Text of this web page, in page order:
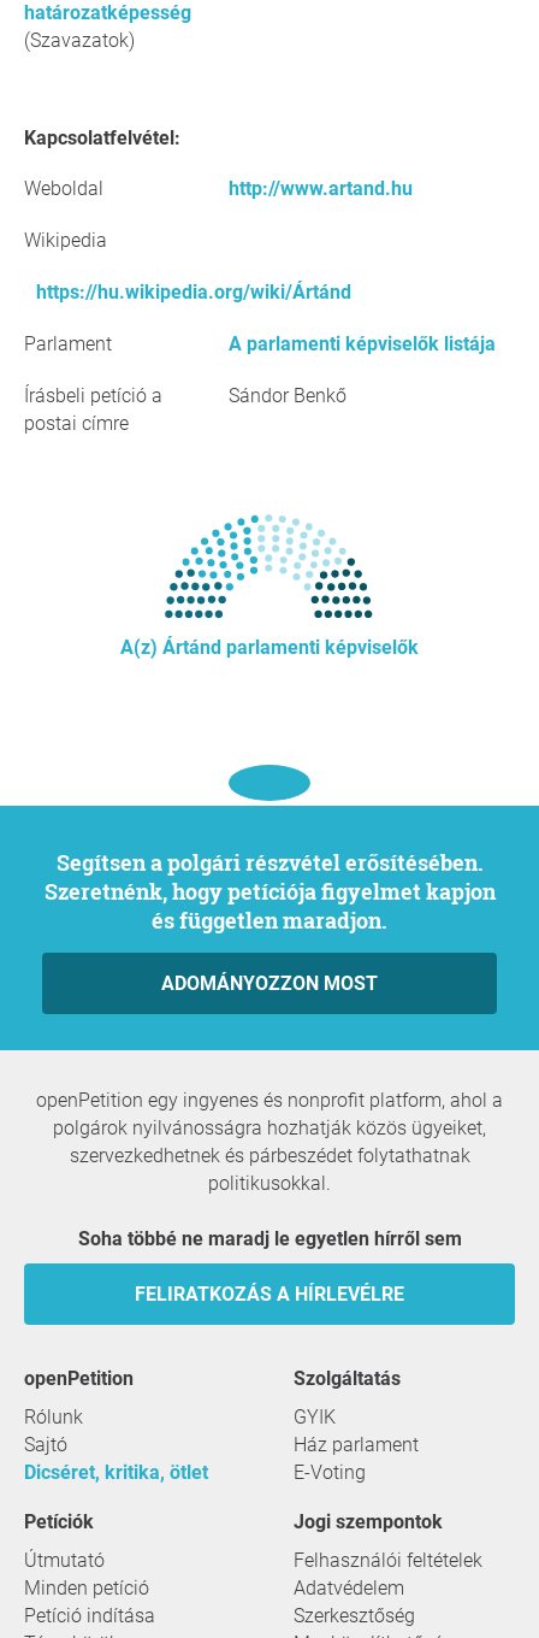
határozatképesség
(Szavazatok)
Kapcsolatfelvétel:
Weboldal http://www.artand.hu
Wikipedia
https://hu.wikipedia.org/wiki/Ártánd
Parlament A parlamenti képviselők listája
Írásbeli petíció a
postai címre
Sándor Benkő
A(z) Ártánd parlamenti képviselők
Segítsen a polgári részvétel erősítésében.
Szeretnénk, hogy petíciója figyelmet kapjon
és független maradjon.
ADOMÁNYOZZON MOST
openPetition egy ingyenes és nonprofit platform, ahol a
polgárok nyilvánosságra hozhatják közös ügyeiket,
szervezkedhetnek és párbeszédet folytathatnak
politikusokkal.
Soha többé ne maradj le egyetlen hírről sem
FELIRATKOZÁS A HÍRLEVÉLRE
openPetition
Rólunk
Sajtó
Dicséret, kritika, ötlet
szolgáltatás
GYIK
Ház parlament
E-Voting
Petíciók
Útmutató
Minden petíció
Petíció indítása
Jogi szempontok
Felhasználói feltételek
Adatvédelem
Szerkesztőség